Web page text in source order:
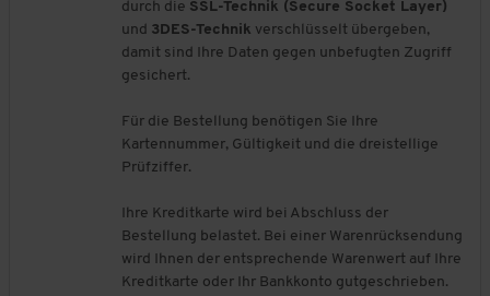
durch die SSL-Technik (Secure Socket Layer)
und 3DES-Technik verschlüsselt übergeben,
damit sind Ihre Daten gegen unbefugten Zugriff
gesichert.
Für die Bestellung benötigen Sie Ihre
Kartennummer, Gültigkeit und die dreistellige
Prüfziffer.
Ihre Kreditkarte wird bei Abschluss der
Bestellung belastet. Bei einer Warenrücksendung
wird Ihnen der entsprechende Warenwert auf Ihre
Kreditkarte oder Ihr Bankkonto gutgeschrieben.